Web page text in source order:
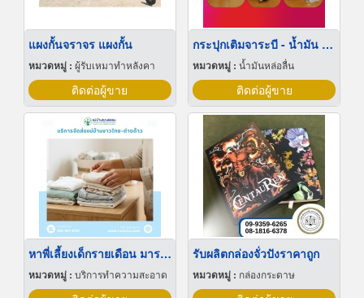
แผงกั้นจราจร แผงกั้น
หมวดหมู่ : ผู้รับเหมาทำหลังคา
ติดต่อผู้ขาย
กระปุกเติมจาระบี - น้ำมัน อัตโนมัติ
หมวดหมู่ : น้ำมันหล่อลื่น
ติดต่อผู้ขาย
หาพี่เลี้ยงเด็กรายเดือน มารยาทดี
หมวดหมู่ : บริการทำความสะอาด
รับผลิตกล่องจั่วปังราคาถูก
หมวดหมู่ : กล่องกระดาษ